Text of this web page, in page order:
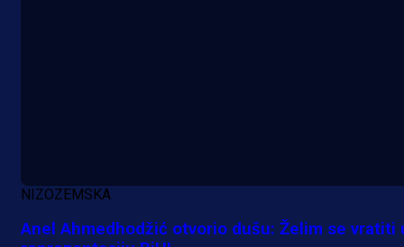
NIZOZEMSKA
Anel Ahmedhodžić otvorio dušu: Želim se vratiti